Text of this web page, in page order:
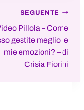
SEGUENTE
Pillola – Come
gestite meglio le
mie emozioni? – di
Crisia Fiorini